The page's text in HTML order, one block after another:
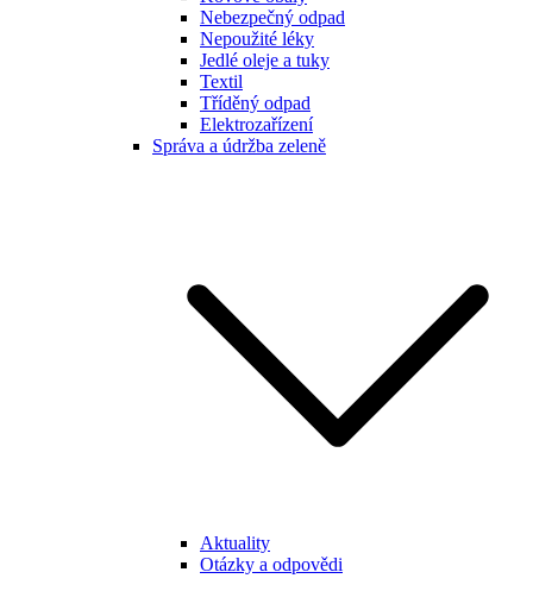
Nebezpečný odpad
Nepoužité léky
Jedlé oleje a tuky
Textil
Tříděný odpad
Elektrozařízení
Správa a údržba zeleně
Aktuality
Otázky a odpovědi